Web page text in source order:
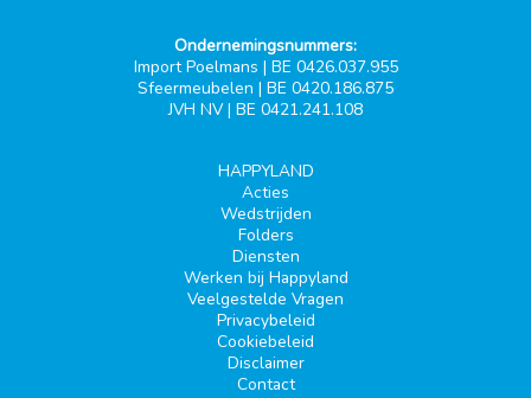
Ondernemingsnummers:
Import Poelmans | BE 0426.037.955
Sfeermeubelen | BE 0420.186.875
JVH NV | BE 0421.241.108
HAPPYLAND
Acties
Wedstrijden
Folders
Diensten
Werken bij Happyland
Veelgestelde Vragen
Privacybeleid
Cookiebeleid
Disclaimer
Contact